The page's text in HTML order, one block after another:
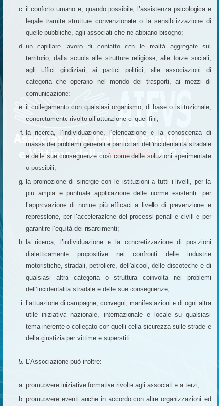
il conforto umano e, quando possibile, l’assistenza psicologica e
legale tramite strutture convenzionate o la sensibilizzazione di
quelle pubbliche, agli associati che ne abbiano bisogno;
un capillare lavoro di contatto con le realtà aggregate sul
territorio, dalla scuola alle strutture religiose, alle forze sociali,
agli uffici giudiziari, ai partici politici, alle associazioni di
categoria che operano nel mondo dei trasporti, ai mezzi di
comunicazione;
il collegamento con qualsiasi organismo, di base o istituzionale,
concretamente rivolto all’attuazione di quei fini;
la ricerca, l’individuazione, l’elencazione e la conoscenza di
massa dei problemi generali e particolari dell’incidentalità stradale
e delle sue conseguenze così come delle soluzioni sperimentate
o possibili;
la promozione di sinergie con le istituzioni a tutti i livelli, per la
più ampia e puntuale applicazione delle norme esistenti, per
l’approvazione di norme più efficaci a livello di prevenzione e
repressione, per l’accelerazione dei processi penali e civili e per
garantire l’equità dei risarcimenti;
la ricerca, l’individuazione e la concretizzazione di posizioni
dialetticamente propositive nei confronti delle industrie
motoristiche, stradali, petroliere, dell’alcool, delle discoteche e di
qualsiasi altra categoria o struttura coinvolta nei problemi
dell’incidentalità stradale e delle sue conseguenze;
l’attuazione di campagne, convegni, manifestazioni e di ogni altra
utile iniziativa nazionale, internazionale e locale su qualsiasi
tema inerente o collegato con quelli della sicurezza sulle strade e
della giustizia per vittime e superstiti.
L’Associazione può inoltre:
promuovere iniziative formative rivolte agli associati e a terzi;
promuovere eventi anche in accordo con altre organizzazioni ed